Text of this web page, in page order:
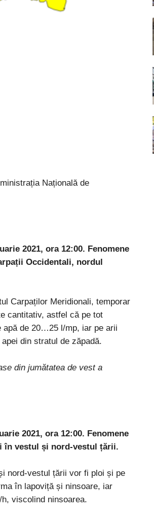
Națională de
2021, ora 12:00. Fenomene
Occidentali, nordul
Carpaților Meridionali, temporar
cantitativ, astfel că pe tot
apă de 20…25 l/mp, iar pe arii
din stratul de zăpadă.
din jumătatea de vest a
2021, ora 12:00. Fenomene
în vestul și nord-vestul țării.
nord-vestul țării vor fi ploi și pe
în lapoviță și ninsoare, iar
viscolind ninsoarea.